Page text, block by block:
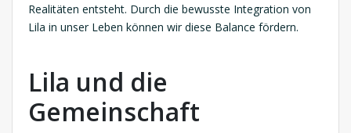
Realitäten entsteht. Durch die bewusste Integration von
Lila in unser Leben können wir diese Balance fördern.
Lila und die
Gemeinschaft